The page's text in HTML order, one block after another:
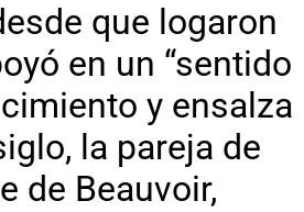
que logaron
en un “sentido
y ensalza
la pareja de
de Beauvoir,